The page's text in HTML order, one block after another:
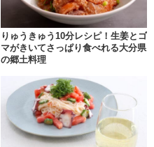
りゅうきゅう10分レシピ！生姜とゴ
マがきいてさっぱり食べれる大分県
の郷土料理